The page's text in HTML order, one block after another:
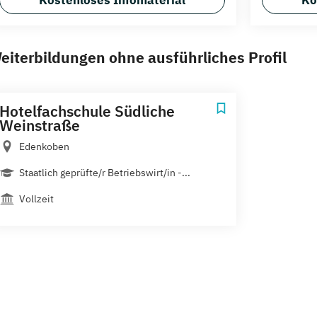
ohne ausführliches Profil
Hotelfachschule Südliche
Weinstraße
Edenkoben
Staatlich geprüfte/r Betriebswirt/in -...
Vollzeit